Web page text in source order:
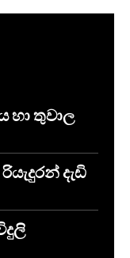
හා තුවාල
දැඩි